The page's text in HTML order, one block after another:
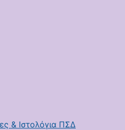
& Ιστολόγια ΠΣΔ